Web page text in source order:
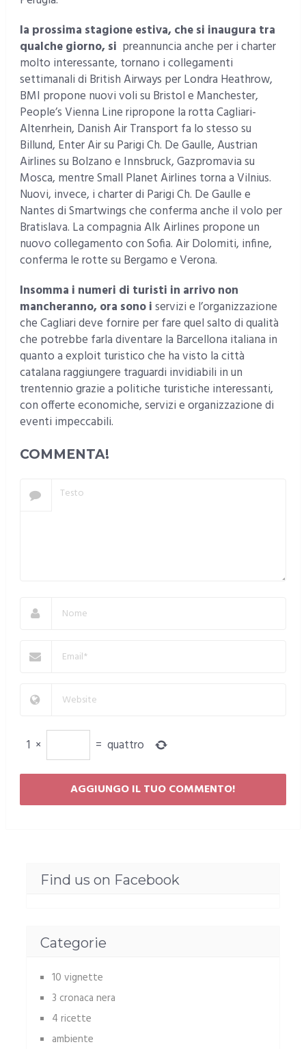
la prossima stagione estiva, che si inaugura tra
qualche giorno, si preannuncia anche per i charter
molto interessante, tornano i collegamenti
settimanali di British Airways per Londra Heathrow,
BMI propone nuovi voli su Bristol e Manchester,
People’s Vienna Line ripropone la rotta Cagliari-
Altenrhein, Danish Air Transport fa lo stesso su
Billund, Enter Air su Parigi Ch. De Gaulle, Austrian
Airlines su Bolzano e Innsbruck, Gazpromavia su
Mosca, mentre Small Planet Airlines torna a Vilnius.
Nuovi, invece, i charter di Parigi Ch. De Gaulle e
Nantes di Smartwings che conferma anche il volo per
Bratislava. La compagnia Alk Airlines propone un
nuovo collegamento con Sofia. Air Dolomiti, infine,
conferma le rotte su Bergamo e Verona.
Insomma i numeri di turisti in arrivo non
mancheranno, ora sono iservizi e l’organizzazione
che Cagliari deve fornire per fare quel salto di qualità
che potrebbe farla diventare la Barcellona italiana in
quanto a exploit turistico che ha visto la città
catalana raggiungere traguardi invidiabili in un
trentennio grazie a politiche turistiche interessanti,
con offerte economiche, servizi e organizzazione di
eventi impeccabili.
COMMENTA!
1 × = quattro
Find us on Facebook
Categorie
10 vignette
3 cronaca nera
4 ricette
ambiente